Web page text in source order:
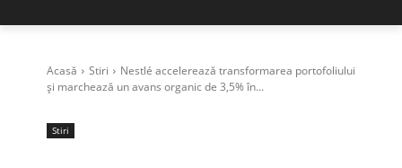
Acasă Stiri
Nestlé accelerează transformarea portofoliului
și marchează un avans organic de 3,5% în...
Stiri